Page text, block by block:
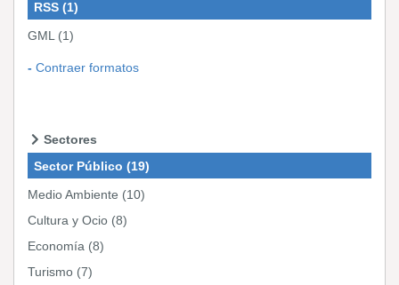
RSS (1)
GML (1)
Contraer formatos
Sectores
Sector Público (19)
Medio Ambiente (10)
Cultura y Ocio (8)
Economía (8)
Turismo (7)